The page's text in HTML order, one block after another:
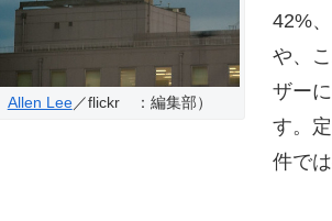
Allen Lee／flickr ：編集部）
42%
や、
ザー
す。
件で